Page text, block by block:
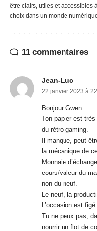
être clairs, utiles et accessibles
choix dans un monde
11 commentaires
Jean-Luc
22 janvier 2023 à
Bonjour Gwen.
Ton papier est
du rétro-gaming.
Il manque, peut-
la mécanique de
Monnaie
cours/valeur du
non du neuf.
Le neuf, la
L’occasion est figé
Tu ne peux pas,
nourrir un flot de